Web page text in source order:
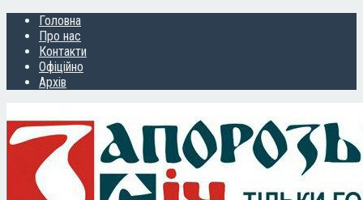
Головна
Про нас
Контакти
Офіційно
Архів